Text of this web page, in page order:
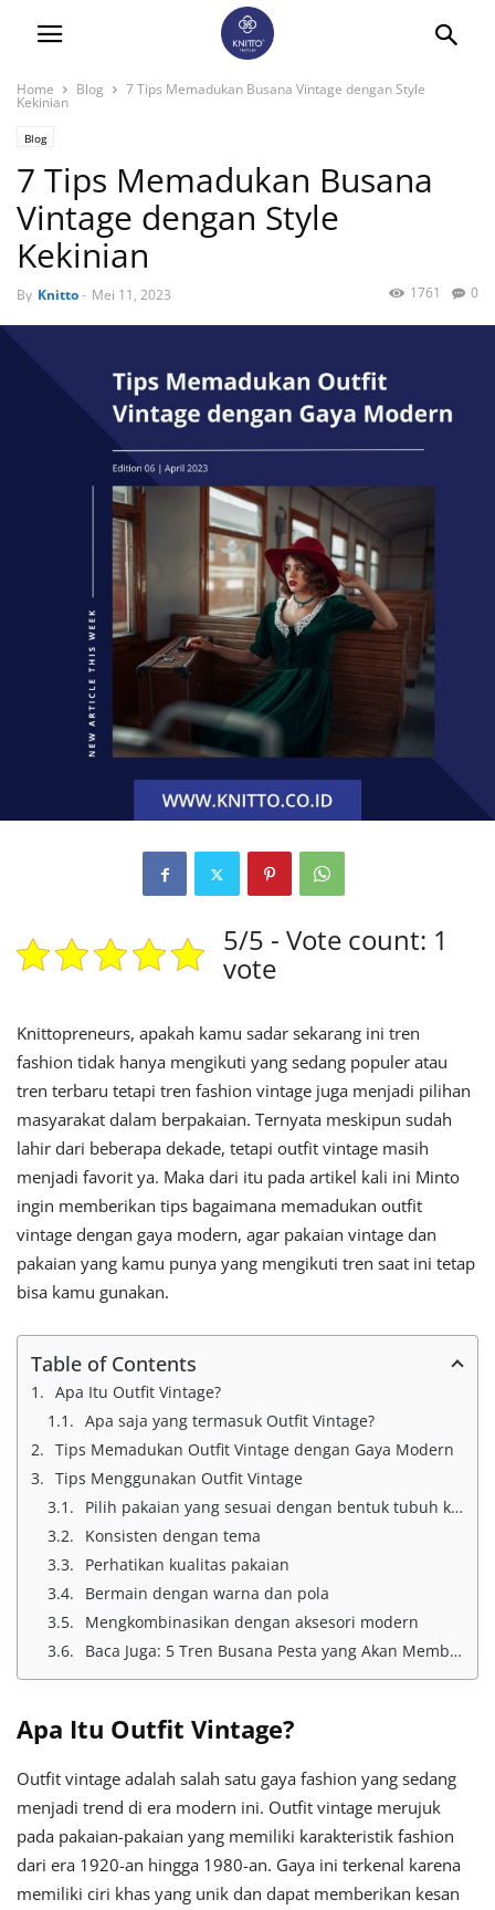
Home Blog 7 Tips Memadukan Busana Vintage dengan Style
Kekinian
Blog
7 Tips Memadukan Busana
Vintage dengan Style
Kekinian
By Knitto- Mei 11, 2023 0
1761
5/5 - Vote count: 1
vote
Knittopreneurs, apakah kamu sadar sekarang ini tren
fashion tidak hanya mengikuti yang sedang populer atau
tren terbaru tetapi tren fashion vintage juga menjadi pilihan
masyarakat dalam berpakaian. Ternyata meskipun sudah
lahir dari beberapa dekade, tetapi outfit vintage masih
menjadi favorit ya. Maka dari itu pada artikel kali ini Minto
ingin memberikan tips bagaimana memadukan outfit
vintage dengan gaya modern, agar pakaian vintage dan
pakaian yang kamu punya yang mengikuti tren saat ini tetap
bisa kamu gunakan.
Table of Contents
Apa Itu Outfit Vintage?
Apa saja yang termasuk Outfit Vintage?
Tips Memadukan Outfit Vintage dengan Gaya Modern
Tips Menggunakan Outfit Vintage
Pilih pakaian yang sesuai dengan bentuk tubuh kamu.
Konsisten dengan tema
Perhatikan kualitas pakaian
Bermain dengan warna dan pola
Mengkombinasikan dengan aksesori modern
Baca Juga: 5 Tren Busana Pesta yang Akan Membuatmu Tampil Memukau di Setiap Acara
Apa Itu Outfit Vintage?
Outfit vintage adalah salah satu gaya fashion yang sedang
menjadi trend di era modern ini. Outfit vintage merujuk
pada pakaian-pakaian yang memiliki karakteristik fashion
dari era 1920-an hingga 1980-an. Gaya ini terkenal karena
memiliki ciri khas yang unik dan dapat memberikan kesan